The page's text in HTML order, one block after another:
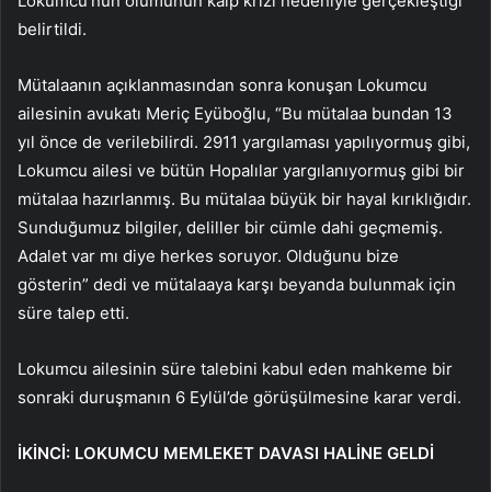
belirtildi.
Mütalaanın açıklanmasından sonra konuşan Lokumcu
ailesinin avukatı Meriç Eyüboğlu, “Bu mütalaa bundan 13
yıl önce de verilebilirdi. 2911 yargılaması yapılıyormuş gibi,
Lokumcu ailesi ve bütün Hopalılar yargılanıyormuş gibi bir
mütalaa hazırlanmış. Bu mütalaa büyük bir hayal kırıklığıdır.
Sunduğumuz bilgiler, deliller bir cümle dahi geçmemiş.
Adalet var mı diye herkes soruyor. Olduğunu bize
gösterin” dedi ve mütalaaya karşı beyanda bulunmak için
süre talep etti.
Lokumcu ailesinin süre talebini kabul eden mahkeme bir
sonraki duruşmanın 6 Eylül’de görüşülmesine karar verdi.
İKİNCİ: LOKUMCU MEMLEKET DAVASI HALİNE GELDİ